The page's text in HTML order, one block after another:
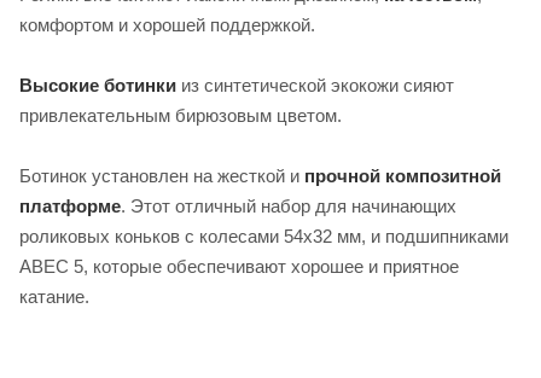
комфортом и хорошей поддержкой.
Высокие ботинки из синтетической экокожи сияют
привлекательным бирюзовым цветом.
Ботинок установлен на жесткой и прочной композитной
платформе. Этот отличный набор для начинающих
роликовых коньков с колесами 54x32 мм, и подшипниками
ABEC 5, которые обеспечивают хорошее и приятное
катание.